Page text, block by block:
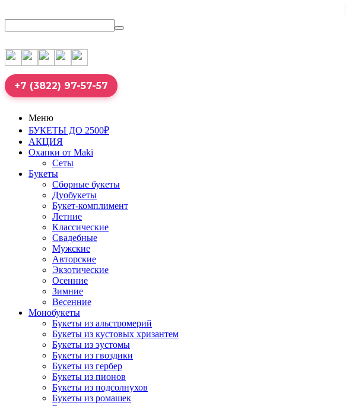
+7 (3822) 97-57-57
Меню
БУКЕТЫ ДО 2500₽
АКЦИЯ
Охапки от Maki
Сеты
Букеты
Сборные букеты
Дуобукеты
Букет-комплимент
Летние
Классические
Свадебные
Мужские
Авторские
Экзотические
Осенние
Зимние
Весенние
Монобукеты
Букеты из альстромерий
Букеты из кустовых хризантем
Букеты из эустомы
Букеты из гвоздики
Букеты из гербер
Букеты из пионов
Букеты из подсолнухов
Букеты из ромашек